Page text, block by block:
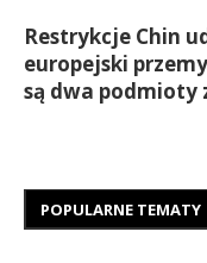
Restrykcje Chin
europejski
są dwa podmioty
POPULARNE TEMATY